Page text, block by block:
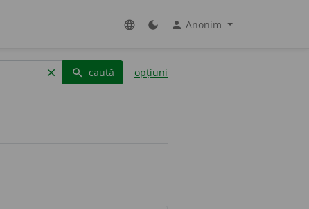
language dark_mode person Anonim
clear search caută opțiuni